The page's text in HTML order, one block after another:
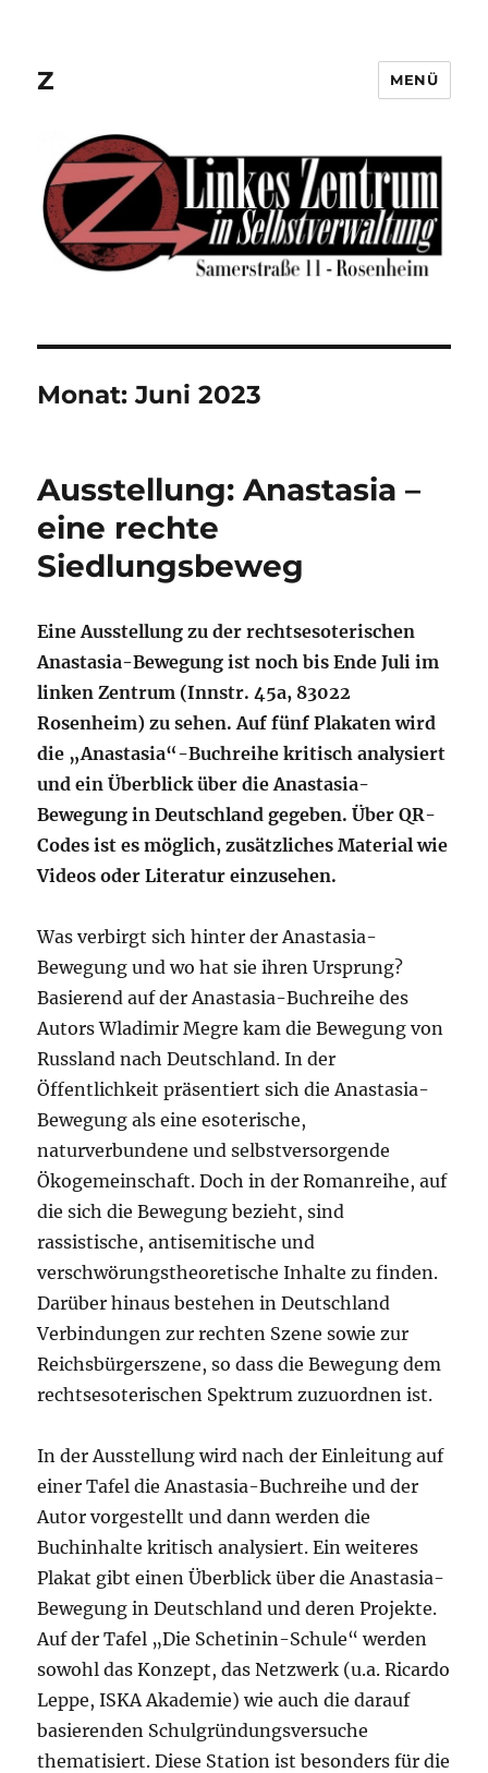
Z MENÜ
Monat:Juni 2023
Ausstellung: Anastasia –
eine rechte
Siedlungsbeweg
Eine Ausstellung zu der rechtsesoterischen
Anastasia-Bewegung ist noch bis Ende Juli im
linken Zentrum (Innstr. 45a, 83022
Rosenheim) zu sehen. Auf fünf Plakaten wird
die „Anastasia“-Buchreihe kritisch analysiert
und ein Überblick über die Anastasia-
Bewegung in Deutschland gegeben. Über QR-
Codes ist es möglich, zusätzliches Material wie
Videos oder Literatur einzusehen.
Was verbirgt sich hinter der Anastasia-
Bewegung und wo hat sie ihren Ursprung?
Basierend auf der Anastasia-Buchreihe des
Autors Wladimir Megre kam die Bewegung von
Russland nach Deutschland. In der
Öffentlichkeit präsentiert sich die Anastasia-
Bewegung als eine esoterische,
naturverbundene und selbstversorgende
Ökogemeinschaft. Doch in der Romanreihe, auf
die sich die Bewegung bezieht, sind
rassistische, antisemitische und
verschwörungstheoretische Inhalte zu finden.
Darüber hinaus bestehen in Deutschland
Verbindungen zur rechten Szene sowie zur
Reichsbürgerszene, so dass die Bewegung dem
rechtsesoterischen Spektrum zuzuordnen ist.
In der Ausstellung wird nach der Einleitung auf
einer Tafel die Anastasia-Buchreihe und der
Autor vorgestellt und dann werden die
Buchinhalte kritisch analysiert. Ein weiteres
Plakat gibt einen Überblick über die Anastasia-
Bewegung in Deutschland und deren Projekte.
Auf der Tafel „Die Schetinin-Schule“ werden
sowohl das Konzept, das Netzwerk (u.a. Ricardo
Leppe, ISKA Akademie) wie auch die darauf
basierenden Schulgründungsversuche
thematisiert. Diese Station ist besonders für die